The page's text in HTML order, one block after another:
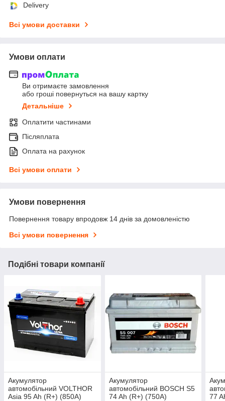
Delivery
Всі умови доставки
Умови оплати
Ви отримаєте замовлення
або гроші повернуться на вашу картку
Детальніше
Оплатити частинами
Післяплата
Оплата на рахунок
Всі умови оплати
Умови повернення
Повернення товару впродовж 14 днів за домовленістю
Всі умови повернення
Подібні товари компанії
Акумулятор
автомобільний VOLTHOR
Asia 95 Ah (R+) (850A)
Акумулятор
автомобільний BOSCH S5
74 Ah (R+) (750А)
77